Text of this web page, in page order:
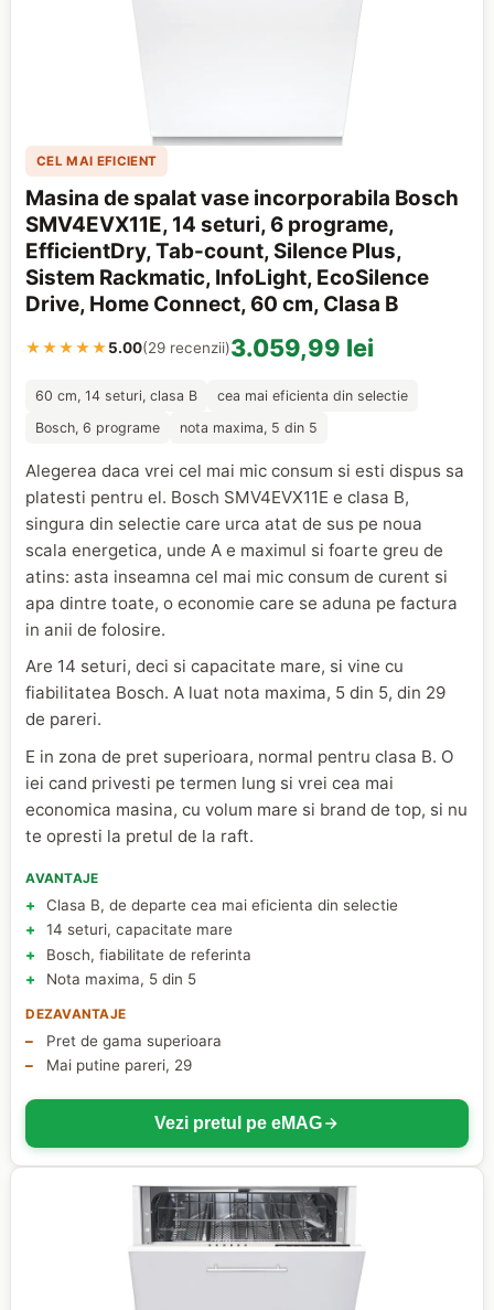
CEL MAI EFICIENT
Masina de spalat vase incorporabila Bosch
SMV4EVX11E, 14 seturi, 6 programe,
EfficientDry, Tab-count, Silence Plus,
Sistem Rackmatic, InfoLight, EcoSilence
Drive, Home Connect, 60 cm, Clasa B
★★★★★5.00(29 recenzii)3.059,99 lei
60 cm, 14 seturi, clasa B
cea mai eficienta din selectie
Bosch, 6 programe
nota maxima, 5 din 5
Alegerea daca vrei cel mai mic consum si esti dispus sa
platesti pentru el. Bosch SMV4EVX11E e clasa B,
singura din selectie care urca atat de sus pe noua
scala energetica, unde A e maximul si foarte greu de
atins: asta inseamna cel mai mic consum de curent si
apa dintre toate, o economie care se aduna pe factura
in anii de folosire.
Are 14 seturi, deci si capacitate mare, si vine cu
fiabilitatea Bosch. A luat nota maxima, 5 din 5, din 29
de pareri.
E in zona de pret superioara, normal pentru clasa B. O
iei cand privesti pe termen lung si vrei cea mai
economica masina, cu volum mare si brand de top, si nu
te opresti la pretul de la raft.
AVANTAJE
Clasa B, de departe cea mai eficienta din selectie
14 seturi, capacitate mare
Bosch, fiabilitate de referinta
Nota maxima, 5 din 5
DEZAVANTAJE
Pret de gama superioara
Mai putine pareri, 29
Vezi pretul pe eMAG